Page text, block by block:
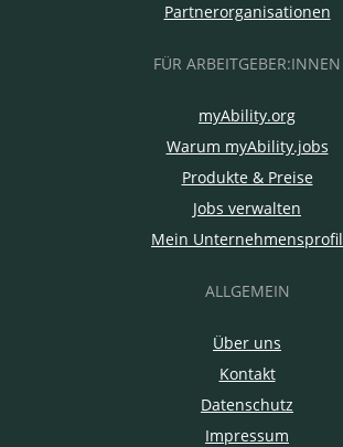
Partnerorganisationen
FÜR ARBEITGEBER:INNEN
myAbility.org
Warum myAbility.jobs
Produkte & Preise
Jobs verwalten
Mein Unternehmensprofil
ALLGEMEIN
Über uns
Kontakt
Datenschutz
Impressum